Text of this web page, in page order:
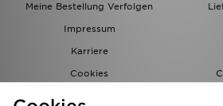
Meine Bestellung Verfolgen
Impressum
Karriere
Cookies